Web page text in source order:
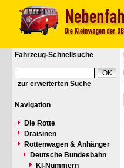
Fahrzeug-Schnellsuche
zur erweiterten Suche
Navigation
Die Rotte
Draisinen
Rottenwagen & Anhänger
Deutsche Bundesbahn
Kl-Nummern